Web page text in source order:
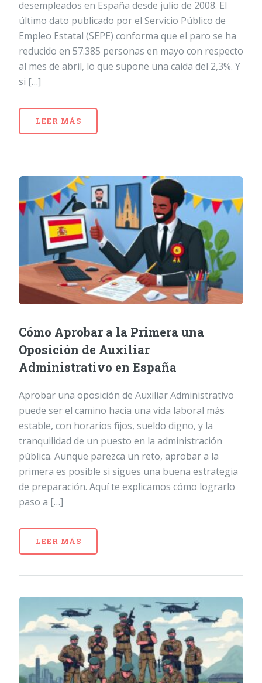
desempleados en España desde julio de 2008. El
último dato publicado por el Servicio Público de
Empleo Estatal (SEPE) conforma que el paro se ha
reducido en 57.385 personas en mayo con respecto
al mes de abril, lo que supone una caída del 2,3%. Y
si […]
LEER MÁS
Cómo Aprobar a la Primera una
Oposición de Auxiliar
Administrativo en España
Aprobar una oposición de Auxiliar Administrativo
puede ser el camino hacia una vida laboral más
estable, con horarios fijos, sueldo digno, y la
tranquilidad de un puesto en la administración
pública. Aunque parezca un reto, aprobar a la
primera es posible si sigues una buena estrategia
de preparación. Aquí te explicamos cómo lograrlo
paso a […]
LEER MÁS